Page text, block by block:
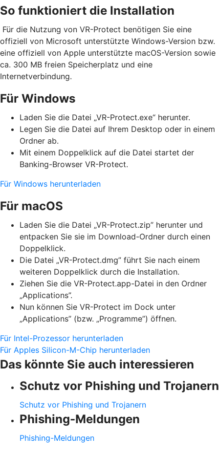
So funktioniert die Installation
Für die Nutzung von VR-Protect benötigen Sie eine
offiziell von Microsoft unterstützte Windows-Version bzw.
eine offiziell von Apple unterstützte macOS-Version sowie
ca. 300 MB freien Speicherplatz und eine
Internetverbindung.
Für Windows
Laden Sie die Datei „VR-Protect.exe“ herunter.
Legen Sie die Datei auf Ihrem Desktop oder in einem
Ordner ab.
Mit einem Doppelklick auf die Datei startet der
Banking-Browser VR-Protect.
Für Windows herunterladen
Für macOS
Laden Sie die Datei „VR-Protect.zip” herunter und
entpacken Sie sie im Download-Ordner durch einen
Doppelklick.
Die Datei „VR-Protect.dmg” führt Sie nach einem
weiteren Doppelklick durch die Installation.
Ziehen Sie die VR-Protect.app-Datei in den Ordner
„Applications”.
Nun können Sie VR-Protect im Dock unter
„Applications” (bzw. „Programme”) öffnen.
Für Intel-Prozessor herunterladen
Für Apples Silicon-M-Chip herunterladen
Das könnte Sie auch interessieren
Schutz vor Phishing und Trojanern
Schutz vor Phishing und Trojanern
Phishing-Meldungen
Phishing-Meldungen